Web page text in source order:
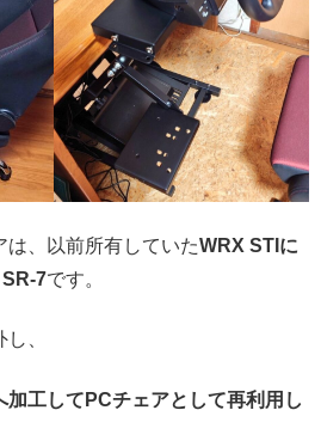
、以前所有していたWRX STIに
7です。
、
加工してPCチェアとして再利用し